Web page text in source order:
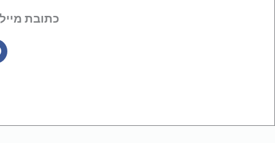
כתובת